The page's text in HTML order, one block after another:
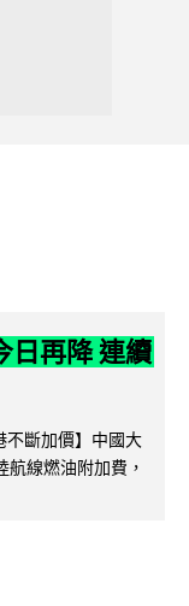
日再降 連續
不斷加價】中國大
線燃油附加費，